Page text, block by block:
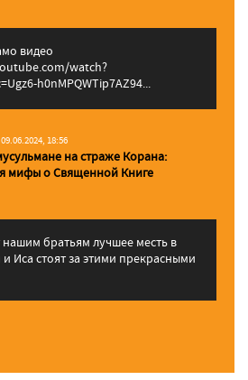
видео
watch?
h0nMPQWTip7AZ94...
09.06.2024, 18:56
на страже Корана:
мифы о Священной Книге
нашим братьям лучшее месть в
Иса стоят за этими прекрасными